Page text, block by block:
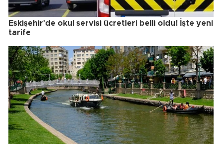
Eskişehir'de okul servisi ücretleri belli oldu! İşte yeni
tarife